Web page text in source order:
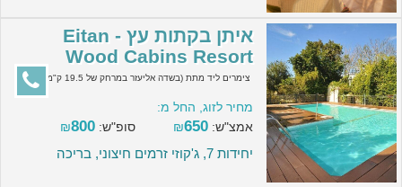
איתן בקתות עץ - Eitan
Wood Cabins Resort
צימרים ליד מתת (בשדה אליעזר במרחק של 19.5 ק"מ)
מחיר לזוג, החל מ:
אמצ"ש:
₪650 סופ"ש: ₪800
יחידות 7, ג'קוזי זרמים חיצוני, בריכה